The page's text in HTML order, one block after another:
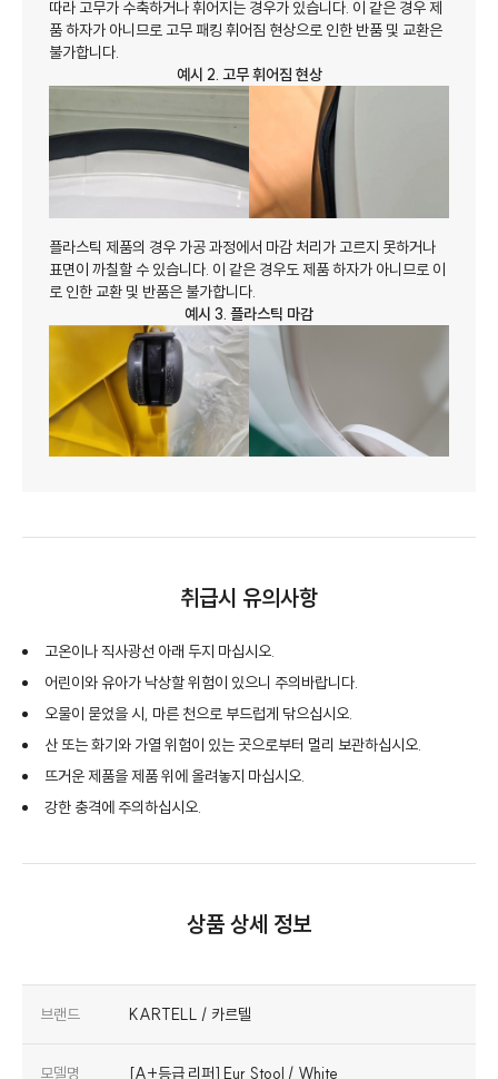
따라 고무가 수축하거나 휘어지는 경우가 있습니다. 이 같은 경우 제
품 하자가 아니므로 고무 패킹 휘어짐 현상으로 인한 반품 및 교환은
불가합니다.
예시 2. 고무 휘어짐 현상
플라스틱 제품의 경우 가공 과정에서 마감 처리가 고르지 못하거나
표면이 까칠할 수 있습니다. 이 같은 경우도 제품 하자가 아니므로 이
로 인한 교환 및 반품은 불가합니다.
예시 3. 플라스틱 마감
취급시 유의사항
고온이나 직사광선 아래 두지 마십시오.
어린이와 유아가 낙상할 위험이 있으니 주의바랍니다.
오물이 묻었을 시, 마른 천으로 부드럽게 닦으십시오.
산 또는 화기와 가열 위험이 있는 곳으로부터 멀리 보관하십시오.
뜨거운 제품을 제품 위에 올려놓지 마십시오.
강한 충격에 주의하십시오.
상품 상세 정보
브랜드 KARTELL / 카르텔
모델명
[A+등급 리퍼] Eur Stool / White